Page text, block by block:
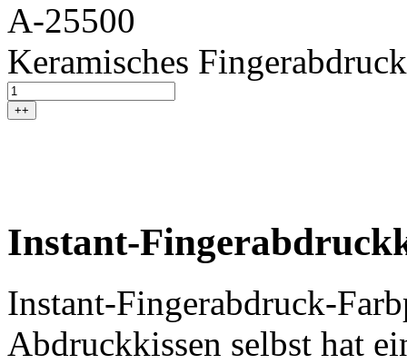
A-25500
Keramisches
++
Instant-
Instant-Fingerabdruck-
Abdruckkissen selbst hat